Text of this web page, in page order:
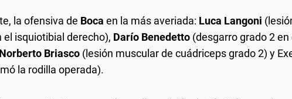
la ofensiva de Boca en la más averiada: Luca Langoni
el isquiotibial derecho), Darío Benedetto (desgarro grado 2
Norberto Briasco (lesión muscular de cuádriceps grado 2) y
la rodilla operada).